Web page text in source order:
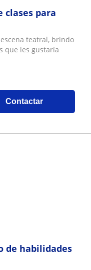
clases para
teatral, brindo
que les gustaría
Contactar
de habilidades